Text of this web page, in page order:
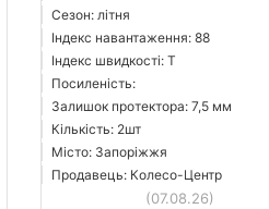
Сезон: літня
Індекс навантаження: 88
Індекс швидкості: T
Посиленість:
Залишок протектора: 7,5 мм
Кількість: 2шт
Місто: Запоріжжя
Продавець: Колесо-Центр
(07.08.26)